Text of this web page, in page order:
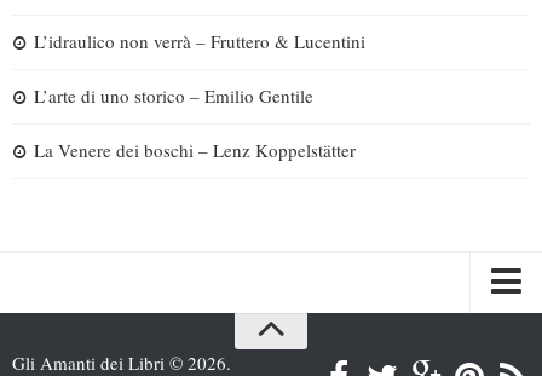
L’idraulico non verrà – Fruttero & Lucentini
L’arte di uno storico – Emilio Gentile
La Venere dei boschi – Lenz Koppelstätter
Gli Amanti dei Libri © 2026.